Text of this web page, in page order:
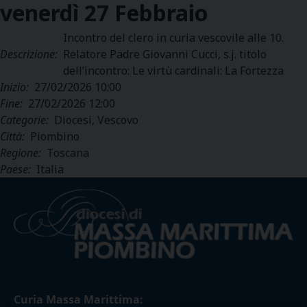
venerdì 27 Febbraio
Descrizione:
Incontro del clero in curia vescovile alle 10.
Relatore Padre Giovanni Cucci, s.j. titolo
dell’incontro: Le virtù cardinali: La Fortezza
Inizio: 27/02/2026 10:00
Fine: 27/02/2026 12:00
Categorie: Diocesi, Vescovo
Città: Piombino
Regione: Toscana
Paese: Italia
Curia Massa Marittima: